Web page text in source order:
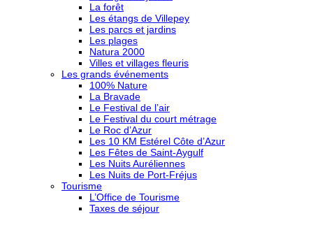
La forêt
Les étangs de Villepey
Les parcs et jardins
Les plages
Natura 2000
Villes et villages fleuris
Les grands événements
100% Nature
La Bravade
Le Festival de l’air
Le Festival du court métrage
Le Roc d’Azur
Les 10 KM Estérel Côte d’Azur
Les Fêtes de Saint-Aygulf
Les Nuits Auréliennes
Les Nuits de Port-Fréjus
Tourisme
L’Office de Tourisme
Taxes de séjour